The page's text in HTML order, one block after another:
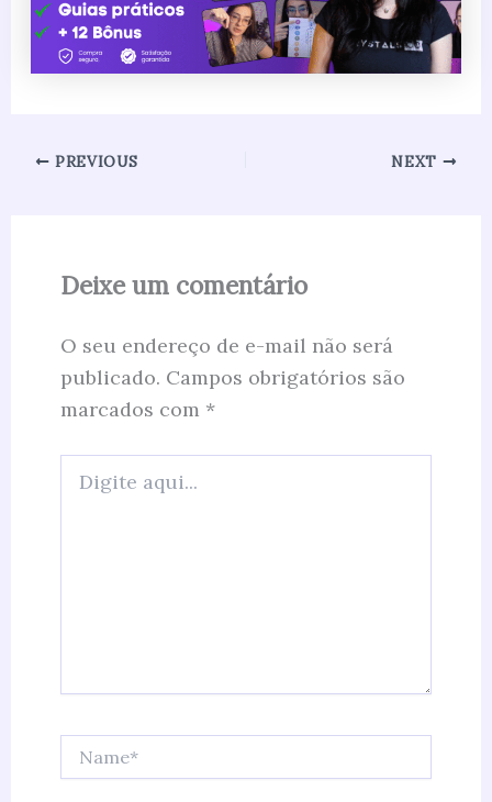
PREVIOUS NEXT
Deixe um comentário
O seu endereço de e-mail não será
publicado. Campos obrigatórios são
marcados com *
aqui...